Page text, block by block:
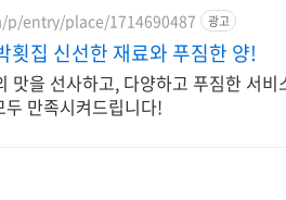
entry/place/1714690487 광고
횟집 신선한 재료와 푸짐한 양!
맛을 선사하고, 다양하고 푸짐한 서
만족시켜드립니다!